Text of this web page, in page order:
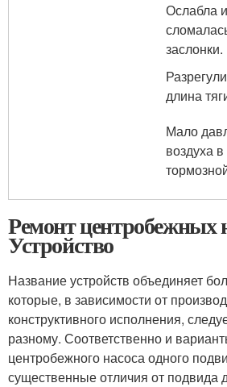
Ослабла
заслонки.
длина
Мало
воздуха в
Ремонт центробежных
Устройство
Название устройств объединяет
которые, в зависимости от
конструктивного исполнения,
разному. Соответственно и
центробежного насоса одного
существенные отличия от подвида